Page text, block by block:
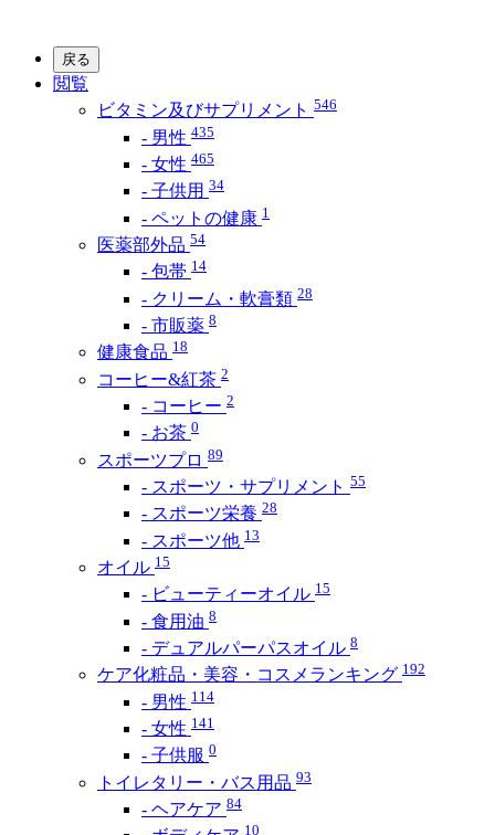
戻る
閲覧
ビタミン及びサプリメント 546
- 男性 435
- 女性 465
- 子供用 34
- ペットの健康 1
医薬部外品 54
- 包帯 14
- クリーム・軟膏類 28
- 市販薬 8
健康食品 18
コーヒー&紅茶 2
- コーヒー 2
- お茶 0
スポーツプロ 89
- スポーツ・サプリメント 55
- スポーツ栄養 28
- スポーツ他 13
オイル 15
- ビューティーオイル 15
- 食用油 8
- デュアルパーパスオイル 8
ケア化粧品・美容・コスメランキング 192
- 男性 114
- 女性 141
- 子供服 0
トイレタリー・バス用品 93
- ヘアケア 84
10